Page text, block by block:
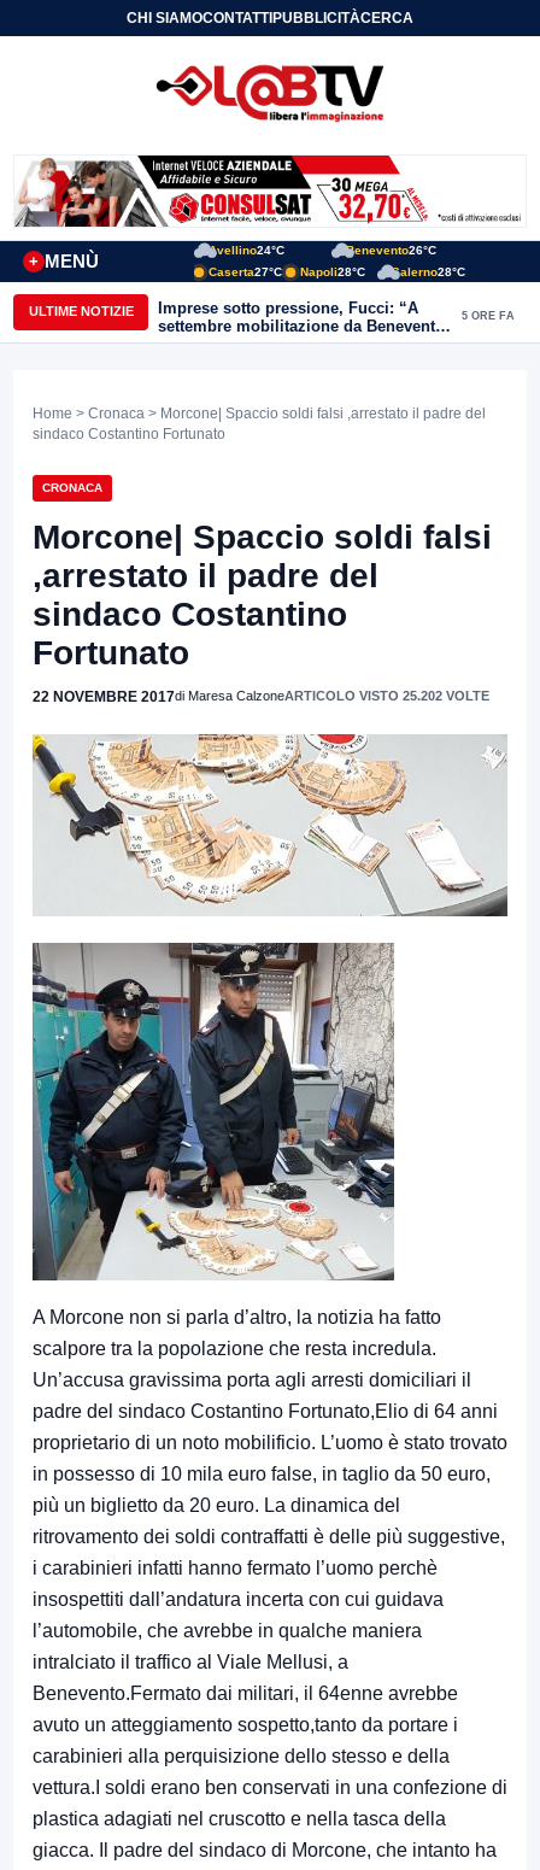
CHI SIAMOCONTATTIPUBBLICITÀCERCA
MENÙ
+
Avellino24°C Benevento26°C
Caserta27°C Napoli28°C Salerno28°C
ULTIME NOTIZIE
Imprese sotto pressione, Fucci: “A
settembre mobilitazione da Benevento
e Avellino”
5 ORE FA
Home > Cronaca > Morcone| Spaccio soldi falsi ,arrestato il padre del
sindaco Costantino Fortunato
CRONACA
Morcone| Spaccio soldi falsi
,arrestato il padre del
sindaco Costantino
Fortunato
22 NOVEMBRE 2017di Maresa CalzoneARTICOLO VISTO 25.202 VOLTE
A Morcone non si parla d’altro, la notizia ha fatto
scalpore tra la popolazione che resta incredula.
Un’accusa gravissima porta agli arresti domiciliari il
padre del sindaco Costantino Fortunato,Elio di 64 anni
proprietario di un noto mobilificio. L’uomo è stato trovato
in possesso di 10 mila euro false, in taglio da 50 euro,
più un biglietto da 20 euro. La dinamica del
ritrovamento dei soldi contraffatti è delle più suggestive,
i carabinieri infatti hanno fermato l’uomo perchè
insospettiti dall’andatura incerta con cui guidava
l’automobile, che avrebbe in qualche maniera
intralciato il traffico al Viale Mellusi, a
Benevento.Fermato dai militari, il 64enne avrebbe
avuto un atteggiamento sospetto,tanto da portare i
carabinieri alla perquisizione dello stesso e della
vettura.I soldi erano ben conservati in una confezione di
plastica adagiati nel cruscotto e nella tasca della
giacca. Il padre del sindaco di Morcone, che intanto ha